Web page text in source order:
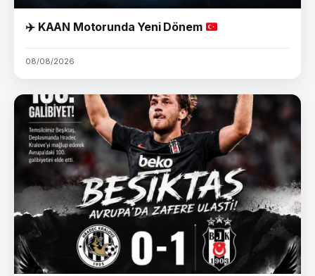
✈️KAAN Motorunda Yeni Dönem
08/08/2026